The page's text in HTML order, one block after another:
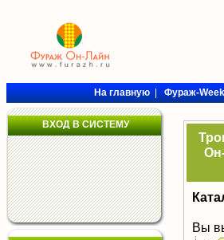
На главную|Фураж-
ВХОД В СИСТЕМУ
Вы